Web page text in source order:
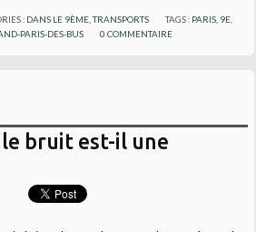
: DANS LE 9ÈME,TRANSPORTS TAGS : PARIS 9E
PARIS-DES-BUS 0 COMMENTAIRE
bruit est-il une